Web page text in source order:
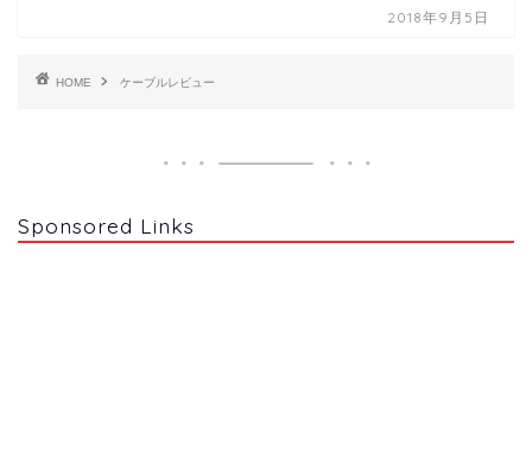
2018年9月5日
HOME ケーブルレビュー
Sponsored Links